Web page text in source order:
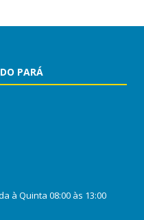
PARÁ
à Quinta 08:00 às 13:00